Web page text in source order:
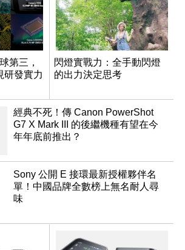
第三，
研發實力
閃燈實戰力：全手動閃燈
的出力決定思考
經典不死！傳 Canon PowerShot
G7 X Mark III 的後繼機種有望在今
年年底前推出？
Sony 公開 E 接環最新授權夥伴名
單！中國品牌全數榜上無名耐人尋
味